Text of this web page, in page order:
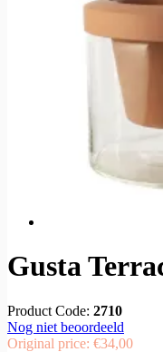
Gusta
Product Code: 2710
Nog niet beoordeeld
Original price: €34,00